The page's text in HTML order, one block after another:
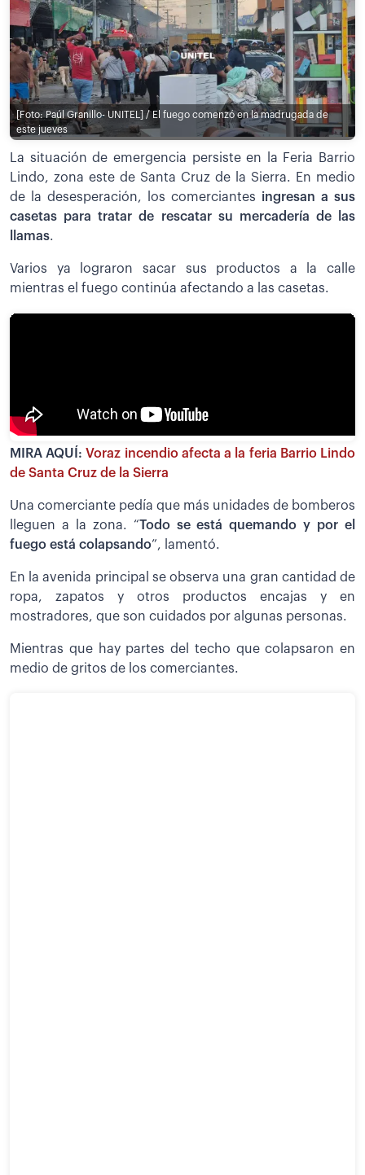
[Foto: Paúl Granillo- UNITEL] / El fuego comenzó en la madrugada de
este jueves
La situación de emergencia persiste en la Feria Barrio
Lindo, zona este de Santa Cruz de la Sierra. En medio
de la desesperación, los comerciantes ingresan a sus
casetas para tratar de rescatar su mercadería de las
llamas.
Varios ya lograron sacar sus productos a la calle
mientras el fuego continúa afectando a las casetas.
MIRA AQUÍ:Voraz incendio afecta a la feria Barrio Lindo
de Santa Cruz de la Sierra
Una comerciante pedía que más unidades de bomberos
lleguen a la zona. “Todo se está quemando y por el
fuego está colapsando”, lamentó.
En la avenida principal se observa una gran cantidad de
ropa, zapatos y otros productos encajas y en
mostradores, que son cuidados por algunas personas.
Mientras que hay partes del techo que colapsaron en
medio de gritos de los comerciantes.